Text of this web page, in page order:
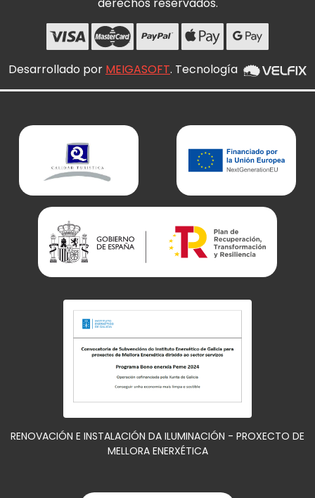
Desarrollado por MEIGASOFT. Tecnología
RENOVACIÓN E INSTALACIÓN DA ILUMINACIÓN - PROXECTO DE
MELLORA ENERXÉTICA